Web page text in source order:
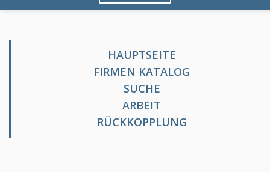
HAUPTSEITE
FIRMEN KATALOG
SUCHE
ARBEIT
RÜCKKOPPLUNG